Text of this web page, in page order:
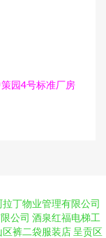
园4号标准厂房
拉丁物业管理有限公司
公司 酒泉红福电梯工
区裤二袋服装店 呈贡区